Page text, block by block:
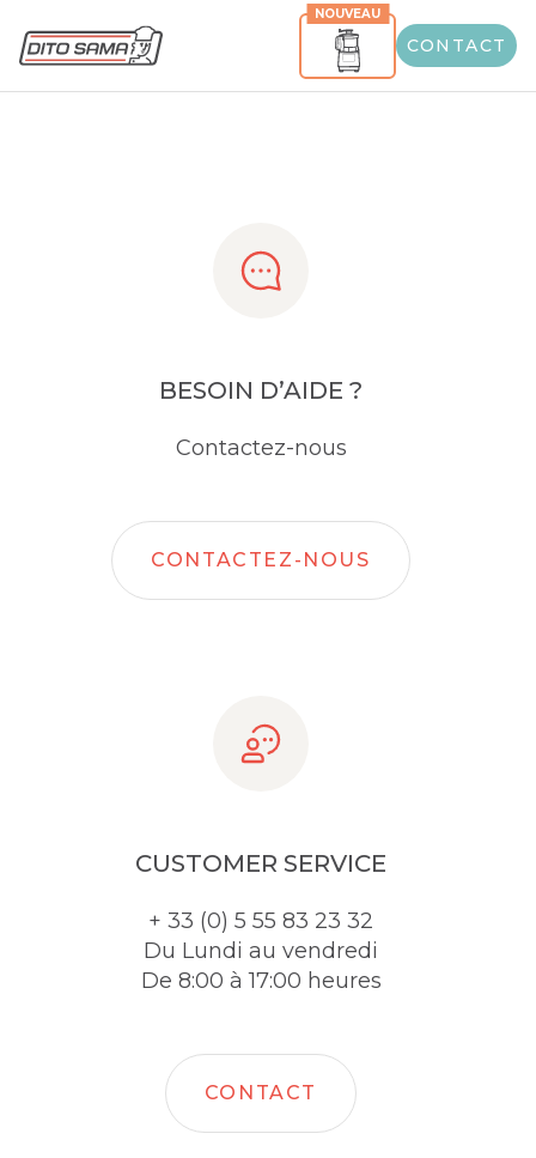
NOUVEAU
CONTACT
Share
BESOIN D’AIDE ?
Contactez-nous
CONTACTEZ-NOUS
CUSTOMER SERVICE
+ 33 (0) 5 55 83 23 32
Du Lundi au vendredi
De 8:00 à 17:00 heures
CONTACT